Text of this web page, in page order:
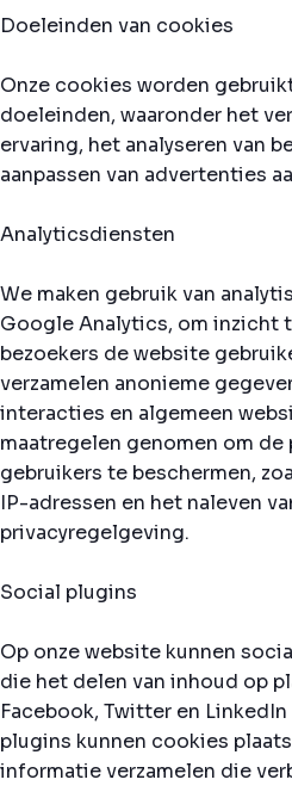
Doeleinden van cookies
Onze cookies worden
doeleinden, waaronder het
ervaring, het analyseren van
aanpassen van advertenties
Analyticsdiensten
We maken gebruik van
Google Analytics, om inzicht
bezoekers de website
verzamelen anonieme
interacties en algemeen
maatregelen genomen om de
gebruikers te beschermen,
IP-adressen en het naleven
privacyregelgeving.
Social plugins
Op onze website kunnen
die het delen van inhoud op
Facebook, Twitter en
plugins kunnen cookies
informatie verzamelen die